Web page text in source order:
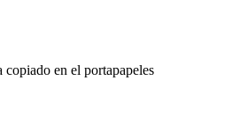
en el portapapeles